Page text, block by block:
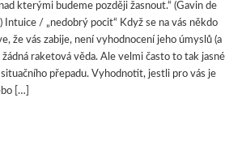
kterými budeme později žasnout.“ (Gavin de
Intuice / „nedobrý pocit“ Když se na vás někdo
že vás zabije, není vyhodnocení jeho úmyslů (a
raketová věda. Ale velmi často to tak jasné
přepadu. Vyhodnotit, jestli pro vás je
[…]